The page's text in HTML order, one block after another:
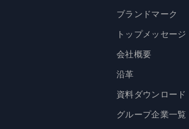
ブランドマーク
トップメッセージ
会社概要
沿革
資料ダウンロード
グループ企業一覧